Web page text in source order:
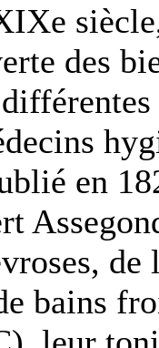
des
en
bains